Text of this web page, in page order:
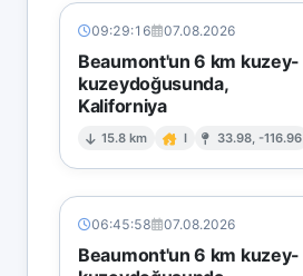
09:29:16 07.08.2026
Beaumont'un 6 km kuzey-
kuzeydoğusunda,
Kaliforniya
15.8 km I 33.98, -116.96
06:45:58 07.08.2026
Beaumont'un 6 km kuzey-